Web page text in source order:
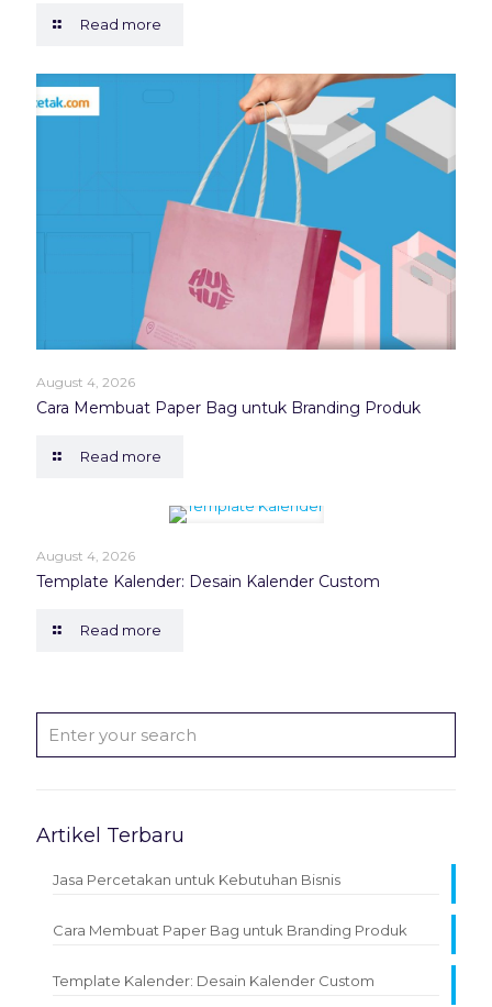
Read more
August 4, 2026
Cara Membuat Paper Bag untuk Branding Produk
Read more
August 4, 2026
Template Kalender: Desain Kalender Custom
Read more
Artikel Terbaru
Jasa Percetakan untuk Kebutuhan Bisnis
Cara Membuat Paper Bag untuk Branding Produk
Template Kalender: Desain Kalender Custom